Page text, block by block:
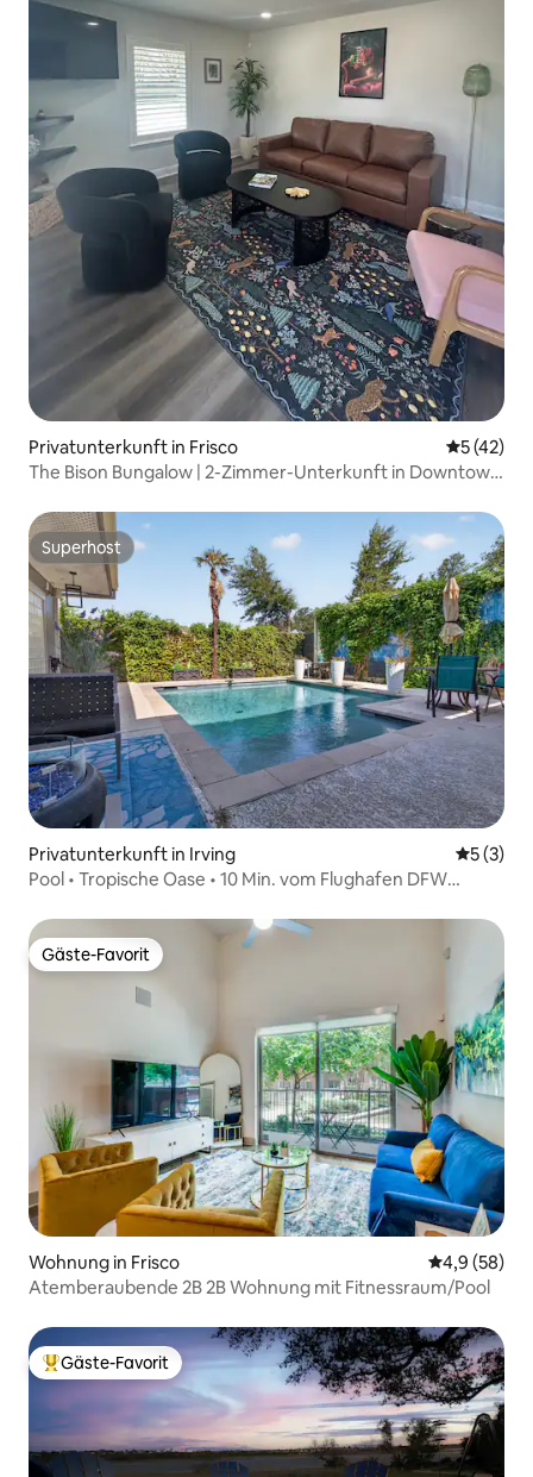
Privatunterkunft in Frisco
5 (42)
The Bison Bungalow | 2-Zimmer-Unterkunft in Downtown
Superhost
Superhost
Privatunterkunft in Irving
5 (3)
Pool • Tropische Oase • 10 Min. vom Flughafen DFW
Gäste-Favorit
Gäste-Favorit
Wohnung in Frisco
4,9 (58)
Atemberaubende 2B 2B Wohnung mit Fitnessraum/Pool
Beliebter Gäste-Favorit.
Gäste-Favorit